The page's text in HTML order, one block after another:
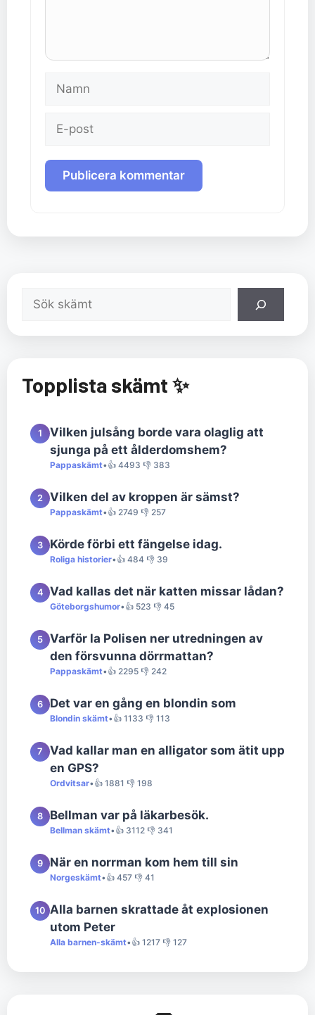
Namn
Sök
Topplista skämt ✨
1
Vilken julsång borde vara olaglig att
sjunga på ett ålderdomshem?
Pappaskämt•👍 4493 👎 383
2 Vilken del av kroppen är sämst?
Pappaskämt•👍 2749 👎 257
3 Körde förbi ett fängelse idag.
Roliga historier•👍 484 👎 39
4 Vad kallas det när katten missar lådan?
Göteborgshumor•👍 523 👎 45
5
Varför la Polisen ner utredningen av
den försvunna dörrmattan?
Pappaskämt•👍 2295 👎 242
6 Det var en gång en blondin som
Blondin skämt•👍 1133 👎 113
7
Vad kallar man en alligator som ätit upp
en GPS?
Ordvitsar•👍 1881 👎 198
8 Bellman var på läkarbesök.
Bellman skämt•👍 3112 👎 341
9 När en norrman kom hem till sin
Norgeskämt•👍 457 👎 41
10 Alla barnen skrattade åt explosionen
utom Peter
Alla barnen-skämt•👍 1217 👎 127